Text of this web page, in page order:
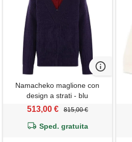
Namacheko maglione con
design a strati - blu
513,00 € 815,00 €
Sped. gratuita